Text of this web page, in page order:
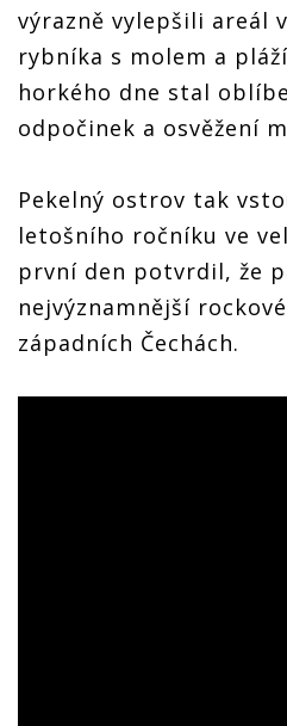
výrazně vylepšili areál
rybníka s molem a
horkého dne stal
odpočinek a osvěžení
Pekelný ostrov tak
letošního ročníku ve
první den potvrdil, že
nejvýznamnější
západních Čechách.